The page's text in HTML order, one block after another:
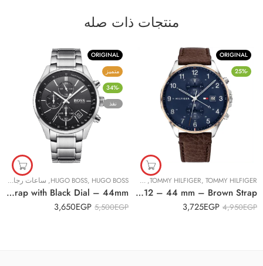
منتجات ذات صله
ORIGINAL
-25%
TOMMY HILFIGER, TOMMY HILFIGER
, ساعات رجالية
Original Tommy Hilfiger Men’s Leather Strap Analog Wrist Watch 1791712 – 44 mm – Brown Strap
4,950EGP
3,725EGP
ORIGINAL
متميز
-34%
نفذ
HUGO BOSS, HUGO BOSS
, ساعات رجالية
Original BOSS Watches Men’s Chronograph Quartz Watch 1513477, Silver,Strap with Black Dial – 44mm
5,500EGP
3,650EGP